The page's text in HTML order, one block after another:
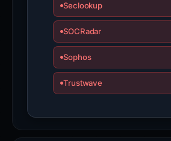
Seclookup
SOCRadar
Sophos
Trustwave